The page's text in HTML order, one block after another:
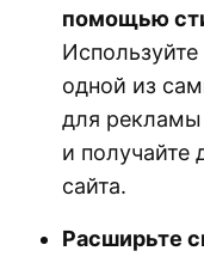
помощью
одной из
для рекламы
и получайте
сайта.
Расширьте